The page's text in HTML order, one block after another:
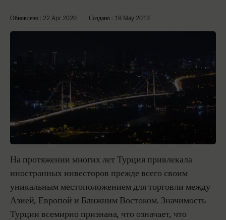
Обновлено : 22 Apr 2020 Создано : 19 May 2013
На протяжении многих лет Турция привлекала
иностранных инвесторов прежде всего своим
уникальным местоположением для торговли между
Азией, Европой и Ближним Востоком. Значимость
Турции всемирно признана, что означает, что